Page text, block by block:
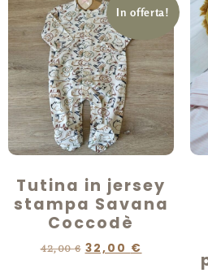
In offerta!
Tutina in jersey
stampa Savana
Coccodè
42,00€ 32,00 €